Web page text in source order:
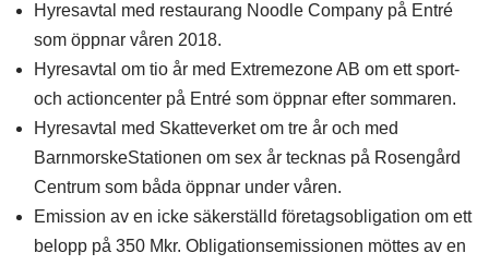
Hyresavtal med restaurang Noodle Company på Entré
som öppnar våren 2018.
Hyresavtal om tio år med Extremezone AB om ett sport-
och actioncenter på Entré som öppnar efter sommaren.
Hyresavtal med Skatteverket om tre år och med
BarnmorskeStationen om sex år tecknas på Rosengård
Centrum som båda öppnar under våren.
Emission av en icke säkerställd företagsobligation om ett
belopp på 350 Mkr. Obligationsemissionen möttes av en